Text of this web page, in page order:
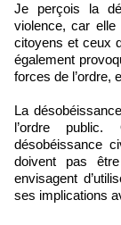
Je perçois la
violence, car elle
citoyens et ceux
également
forces de l’ordre,
La
l’ordre
désobéissance
doivent pas
envisagent
ses implications